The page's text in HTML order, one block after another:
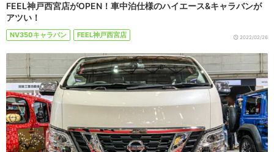
FEEL神戸西宮店がOPEN！車中泊仕様のハイエース&キャラバンが
アツい！
NV350キャラバン FEEL神戸西宮店 2022/02/26